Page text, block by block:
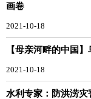
画卷
2021-10-18
【母亲河畔的中国
2021-10-18
水利专家：防洪涝灾